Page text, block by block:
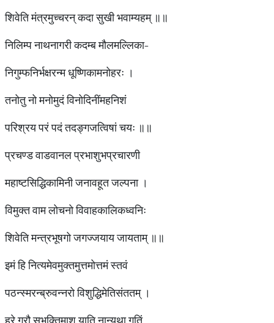
शिवेति मंत्रमुच्चरन् कदा सुखी भवाम्यहम् ॥॥
निलिम्प नाथनागरी कदम्ब मौलमल्लिका-
निगुम्फनिर्भक्षरन्म धूष्णिकामनोहरः ।
तनोतु नो मनोमुदं विनोदिनींमहनिशं
परिश्रय परं पदं तदङ्गजत्विषां चयः ॥॥
प्रचण्ड वाडवानल प्रभाशुभप्रचारणी
महाष्टसिद्धिकामिनी जनावहूत जल्पना ।
विमुक्त वाम लोचनो विवाहकालिकध्वनिः
शिवेति मन्त्रभूषगो जगज्जयाय जायताम् ॥॥
इमं हि नित्यमेवमुक्तमुत्तमोत्तमं स्तवं
पठन्स्मरन्ब्रुवन्नरो विशुद्धिमेतिसंततम् ।